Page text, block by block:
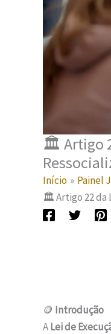
🏛️ Artigo
Início Painel
🏛️ Artigo 22 da
🪙 Introdução
ALei de